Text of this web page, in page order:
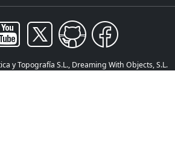
y Topografía S.L., Dreaming With Objects, S.L.